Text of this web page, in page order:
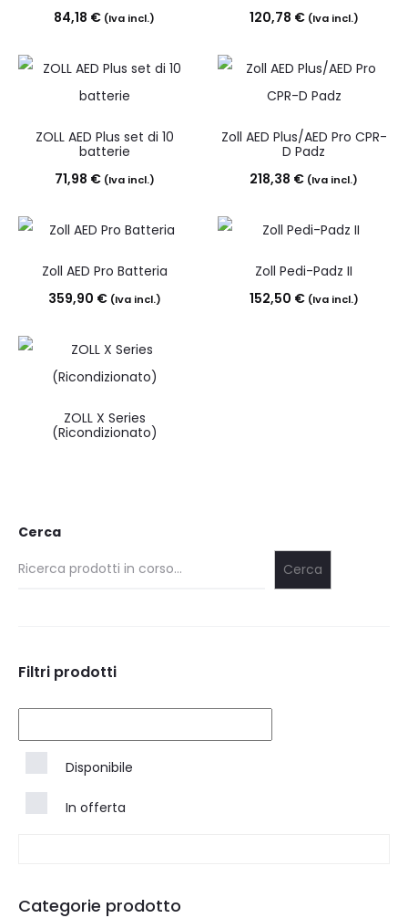
84,18 € (Iva incl.)
120,78 € (Iva incl.)
ZOLL AED Plus set di 10
batterie
71,98 € (Iva incl.)
Zoll AED Plus/AED Pro CPR-
D Padz
218,38 € (Iva incl.)
Zoll AED Pro Batteria
359,90 € (Iva incl.)
Zoll Pedi-Padz II
152,50 € (Iva incl.)
ZOLL X Series
(Ricondizionato)
Cerca
Cerca
Filtri prodotti
Disponibile
In offerta
Categorie prodotto